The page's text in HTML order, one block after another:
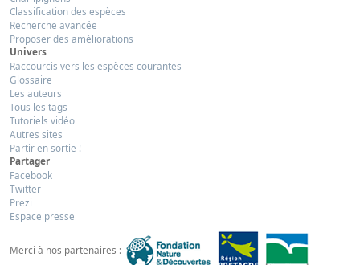
Classification des espèces
Recherche avancée
Proposer des améliorations
Univers
Raccourcis vers les espèces courantes
Glossaire
Les auteurs
Tous les tags
Tutoriels vidéo
Autres sites
Partir en sortie !
Partager
Facebook
Twitter
Prezi
Espace presse
Merci à nos partenaires :